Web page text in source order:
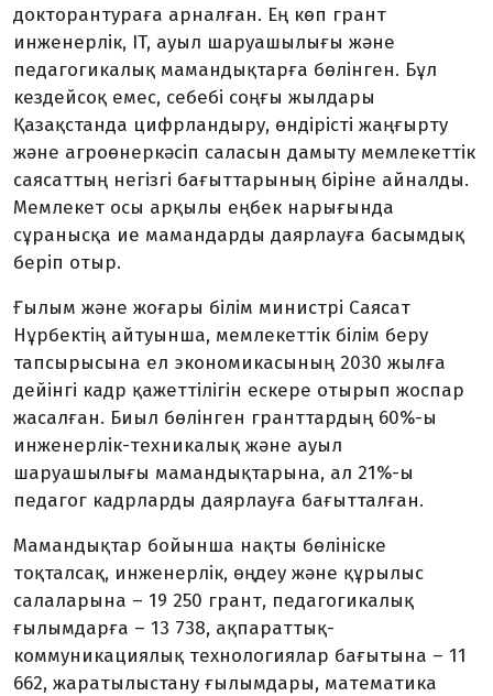
докторантураға арналған. Ең көп грант
инженерлік, IT, ауыл шаруашылығы және
педагогикалық мамандықтарға бөлінген. Бұл
кездейсоқ емес, себебі соңғы жылдары
Қазақстанда цифрландыру, өндірісті жаңғырту
және агроөнеркәсіп саласын дамыту мемлекеттік
саясаттың негізгі бағыттарының біріне айналды.
Мемлекет осы арқылы еңбек нарығында
сұранысқа ие мамандарды даярлауға басымдық
беріп отыр.
Ғылым және жоғары білім министрі Саясат
Нұрбектің айтуынша, мемлекеттік білім беру
тапсырысына ел экономикасының 2030 жылға
дейінгі кадр қажеттілігін ескере отырып жоспар
жасалған. Биыл бөлінген гранттардың 60%-ы
инженерлік-техникалық және ауыл
шаруашылығы мамандықтарына, ал 21%-ы
педагог кадрларды даярлауға бағытталған.
Мамандықтар бойынша нақты бөлініске
тоқталсақ, инженерлік, өңдеу және құрылыс
салаларына – 19 250 грант, педагогикалық
ғылымдарға – 13 738, ақпараттық-
коммуникациялық технологиялар бағытына – 11
662, жаратылыстану ғылымдары, математика